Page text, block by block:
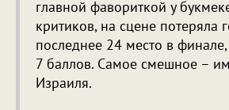
главной фавориткой у
критиков, на сцене потеряла
последнее 24 место в
7 баллов. Самое смешное –
Израиля.